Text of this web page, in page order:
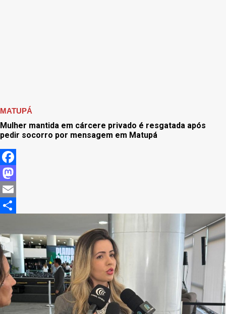
MATUPÁ
Mulher mantida em cárcere privado é resgatada após
pedir socorro por mensagem em Matupá
Facebook
Mastodon
Email